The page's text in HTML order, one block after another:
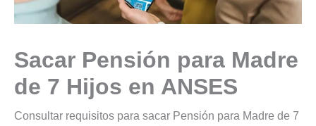
Sacar Pensión para Madre
de 7 Hijos en ANSES
Consultar requisitos para sacar Pensión para Madre de 7